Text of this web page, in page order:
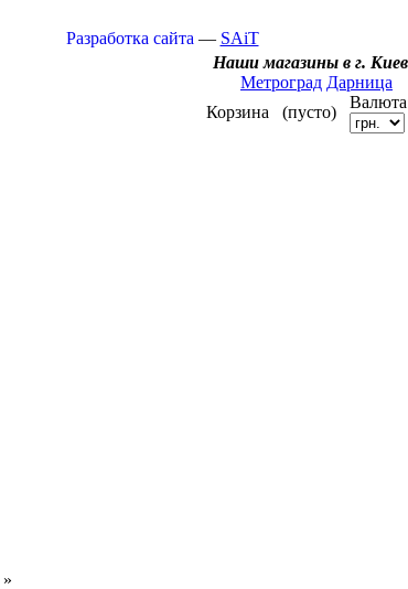
Разработка сайта — SAiT
Наши магазины в г.
Метроград Дарница
Корзина
(пусто)
»